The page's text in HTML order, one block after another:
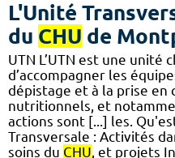
L'Unité
du CHU de
UTN L’UTN est une
d’accompagner les
dépistage et à la prise en
nutritionnels, et
actions sont [...] les.
Transversale : Activités
soins du CHU, et projets